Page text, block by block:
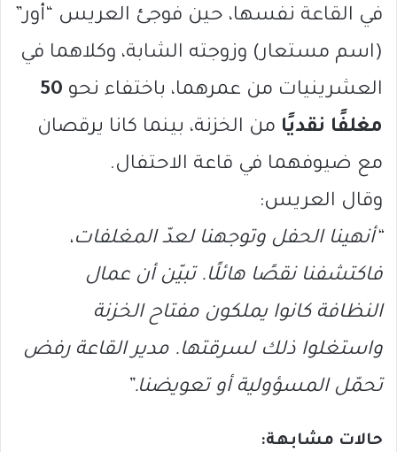
في القاعة نفسها، حين فوجئ العريس “أور”
(اسم مستعار) وزوجته الشابة، وكلاهما في
العشرينيات من عمرهما، باختفاء نحو 50
مغلفًا نقديًا من الخزنة، بينما كانا يرقصان
مع ضيوفهما في قاعة الاحتفال.
وقال العريس:
“أنهينا الحفل وتوجهنا لعدّ المغلفات،
فاكتشفنا نقصًا هائلًا. تبيّن أن عمال
النظافة كانوا يملكون مفتاح الخزنة
واستغلوا ذلك لسرقتها. مدير القاعة رفض
تحمّل المسؤولية أو تعويضنا.”
حالات مشابهة: